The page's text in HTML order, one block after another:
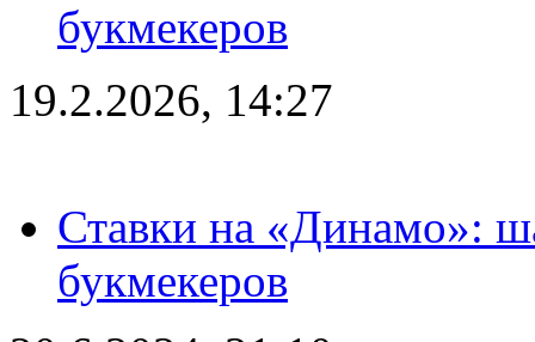
букмекеров
19.2.2026, 14:27
Ставки на «Динамо»:
букмекеров